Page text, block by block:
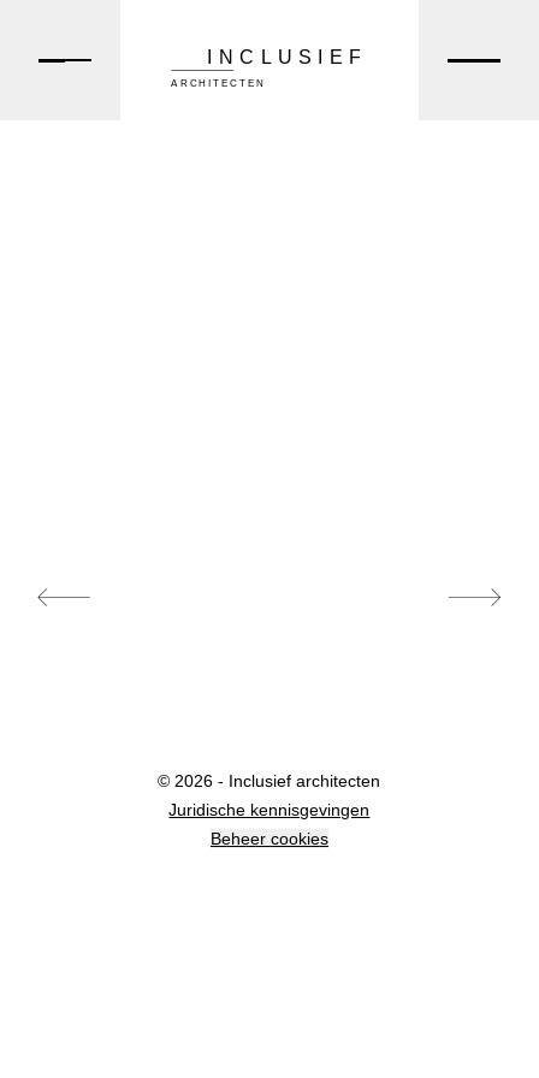
INCLUSIEF
ARCHITECTEN
© 2026 - Inclusief architecten
Juridische kennisgevingen
Beheer cookies